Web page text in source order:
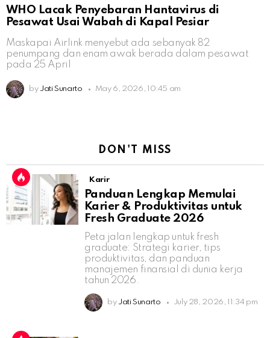
WHO Lacak Penyebaran Hantavirus di
Pesawat Usai Wabah di Kapal Pesiar
Maskapai Airlink menyebut ada sebanyak 82
penumpang dan enam awak berada dalam pesawat
pada 25 April
by Jati Sunarto May 6, 2026, 10:45 am
DON'T MISS
Karir
Panduan Lengkap Memulai
Karier & Produktivitas untuk
Fresh Graduate 2026
Peta jalan lengkap untuk fresh
graduate: Strategi karier, tips
produktivitas, dan panduan
manajemen finansial di dunia kerja
tahun 2026.
by Jati Sunarto July 28, 2026, 11:34 pm